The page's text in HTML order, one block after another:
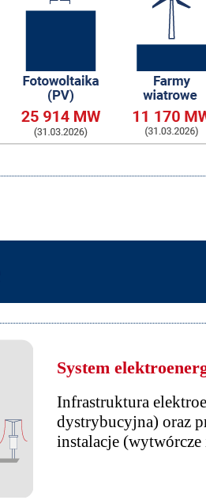
System
Infrastruktura
dystrybucyjna) oraz
instalacje